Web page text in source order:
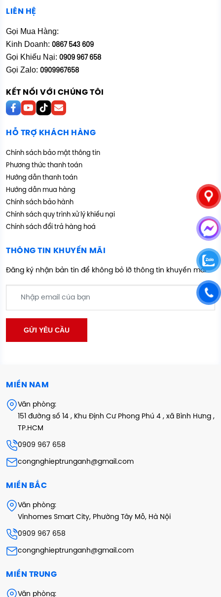
LIÊN HỆ
Gọi Mua Hàng:
Kinh Doanh: 0867 543 609
Gọi Khiếu Nại: 0909 967 658
Gọi Zalo: 0909967658
KẾT NỐI VỚI CHÚNG TÔI
HỖ TRỢ KHÁCH HÀNG
Chính sách bảo mật thông tin
Phương thức thanh toán
Hướng dẫn thanh toán
Hướng dẫn mua hàng
Chính sách bảo hành
Chính sách quy trình xử lý khiếu nại
Chính sách đổi trả hàng hoá
THÔNG TIN KHUYẾN MÃI
Đăng ký nhận bản tin để không bỏ lỡ thông tin khuyến mãi
MIỀN NAM
Văn phòng:
151 đường số 14 , Khu Định Cư Phong Phú 4 , xã Bình Hưng ,
TP.HCM
0909 967 658
congnghieptrunganh@gmail.com
MIỀN BẮC
Văn phòng:
Vinhomes Smart City, Phường Tây Mỗ, Hà Nội
0909 967 658
congnghieptrunganh@gmail.com
MIỀN TRUNG
Văn phòng: